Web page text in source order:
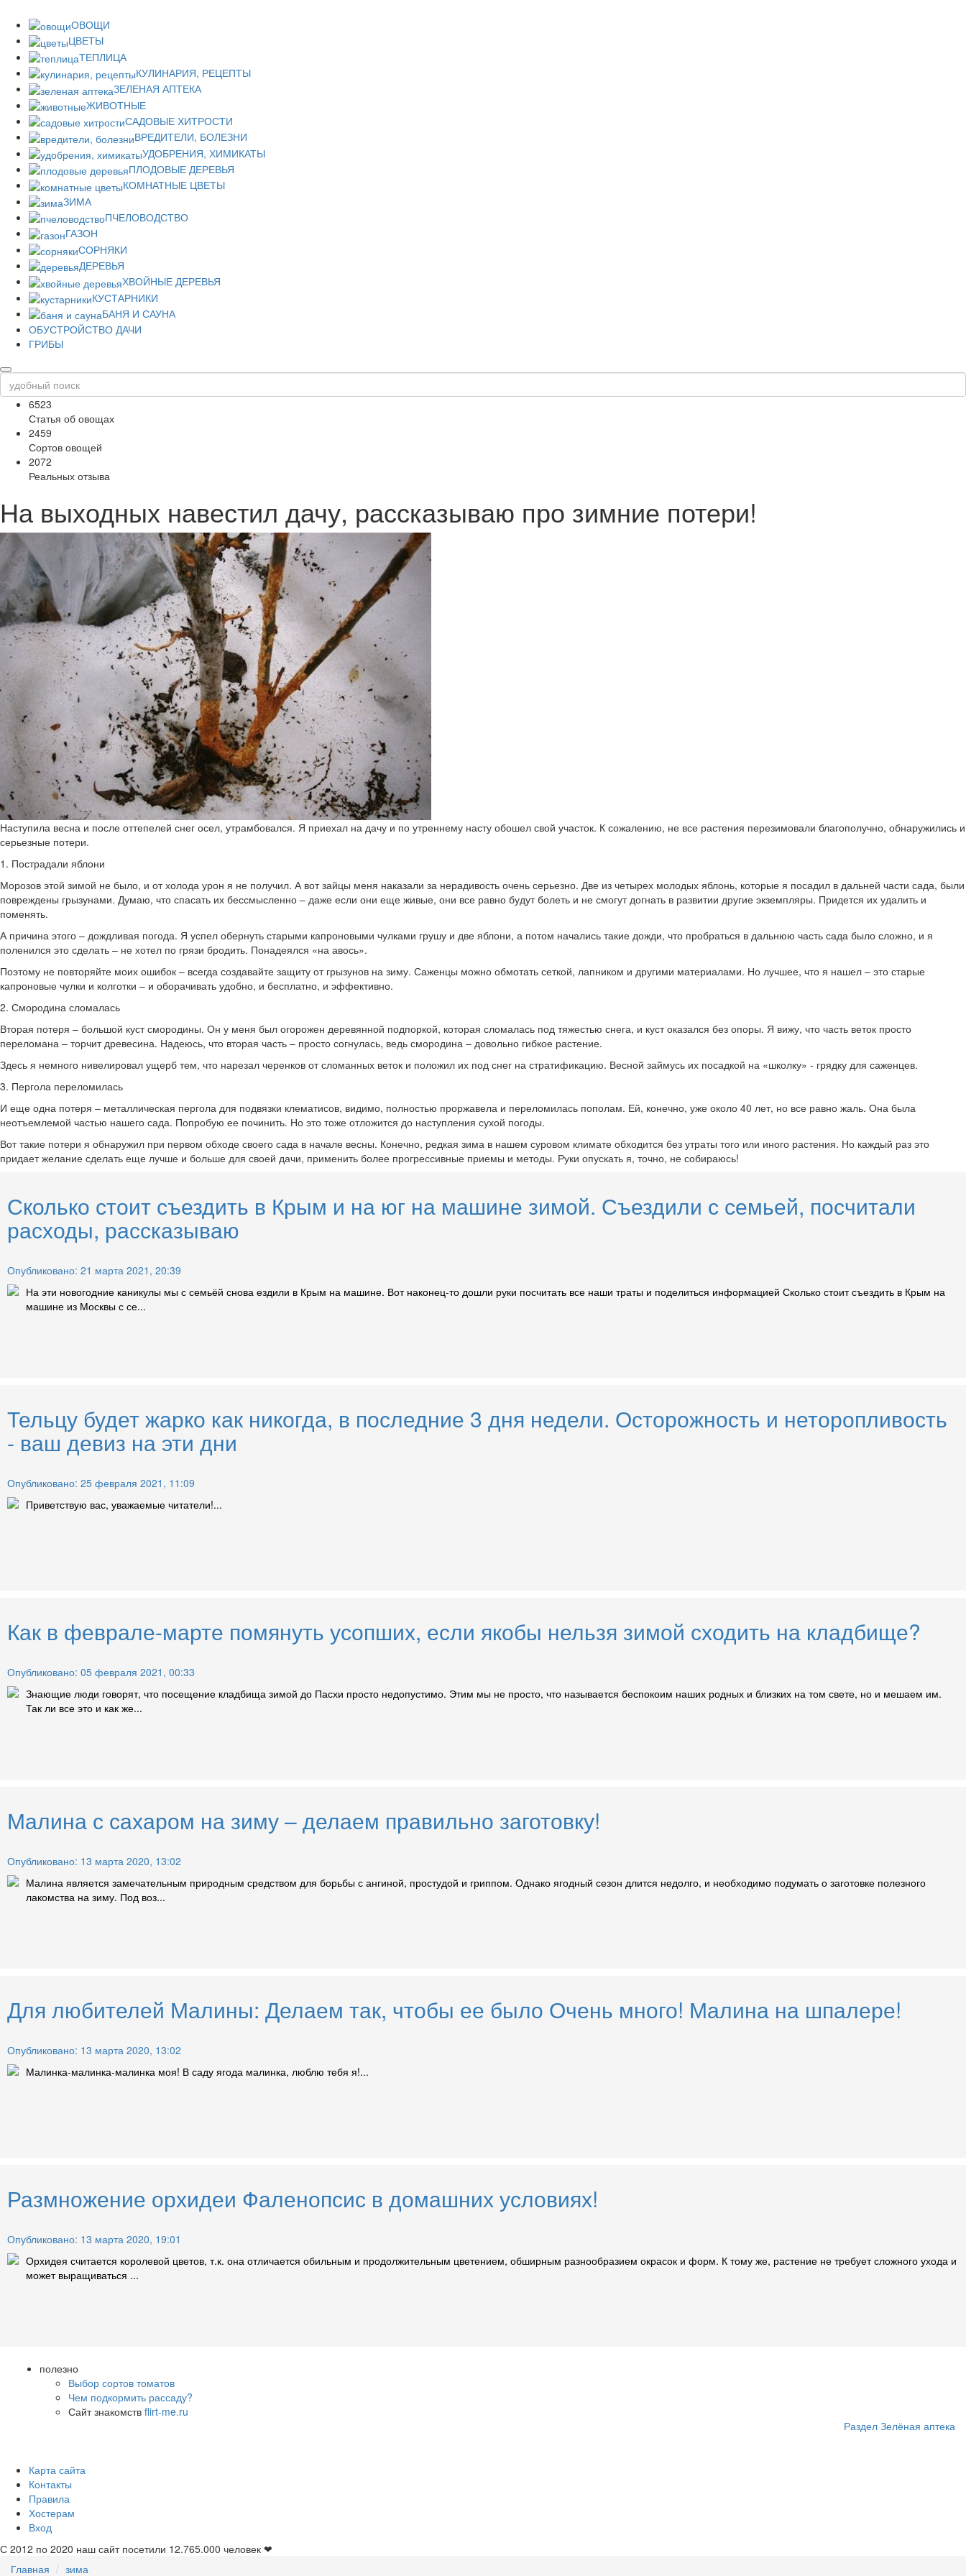
ОВОЩИ
ЦВЕТЫ
ТЕПЛИЦА
КУЛИНАРИЯ, РЕЦЕПТЫ
ЗЕЛЕНАЯ АПТЕКА
ЖИВОТНЫЕ
САДОВЫЕ ХИТРОСТИ
ВРЕДИТЕЛИ, БОЛЕЗНИ
УДОБРЕНИЯ, ХИМИКАТЫ
ПЛОДОВЫЕ ДЕРЕВЬЯ
КОМНАТНЫЕ ЦВЕТЫ
ЗИМА
ПЧЕЛОВОДСТВО
ГАЗОН
СОРНЯКИ
ДЕРЕВЬЯ
ХВОЙНЫЕ ДЕРЕВЬЯ
КУСТАРНИКИ
БАНЯ И САУНА
ОБУСТРОЙСТВО ДАЧИ
ГРИБЫ
6523
Статья об овощах
2459
Сортов овощей
2072
Реальных отзыва
На выходных навестил дачу, рассказываю про зимние потери!
Наступила весна и после оттепелей снег осел, утрамбовался. Я приехал на дачу и по утреннему насту обошел свой участок. К сожалению, не все растения перезимовали благополучно, обнаружились и
серьезные потери.
1. Пострадали яблони
Морозов этой зимой не было, и от холода урон я не получил. А вот зайцы меня наказали за нерадивость очень серьезно. Две из четырех молодых яблонь, которые я посадил в дальней части сада, были
повреждены грызунами. Думаю, что спасать их бессмысленно – даже если они еще живые, они все равно будут болеть и не смогут догнать в развитии другие экземпляры. Придется их удалить и
поменять.
А причина этого – дождливая погода. Я успел обернуть старыми капроновыми чулками грушу и две яблони, а потом начались такие дожди, что пробраться в дальнюю часть сада было сложно, и я
поленился это сделать – не хотел по грязи бродить. Понадеялся «на авось».
Поэтому не повторяйте моих ошибок – всегда создавайте защиту от грызунов на зиму. Саженцы можно обмотать сеткой, лапником и другими материалами. Но лучшее, что я нашел – это старые
капроновые чулки и колготки – и оборачивать удобно, и бесплатно, и эффективно.
2. Смородина сломалась
Вторая потеря – большой куст смородины. Он у меня был огорожен деревянной подпоркой, которая сломалась под тяжестью снега, и куст оказался без опоры. Я вижу, что часть веток просто
переломана – торчит древесина. Надеюсь, что вторая часть – просто согнулась, ведь смородина – довольно гибкое растение.
Здесь я немного нивелировал ущерб тем, что нарезал черенков от сломанных веток и положил их под снег на стратификацию. Весной займусь их посадкой на «школку» - грядку для саженцев.
3. Пергола переломилась
И еще одна потеря – металлическая пергола для подвязки клематисов, видимо, полностью проржавела и переломилась пополам. Ей, конечно, уже около 40 лет, но все равно жаль. Она была
неотъемлемой частью нашего сада. Попробую ее починить. Но это тоже отложится до наступления сухой погоды.
Вот такие потери я обнаружил при первом обходе своего сада в начале весны. Конечно, редкая зима в нашем суровом климате обходится без утраты того или иного растения. Но каждый раз это
придает желание сделать еще лучше и больше для своей дачи, применить более прогрессивные приемы и методы. Руки опускать я, точно, не собираюсь!
Сколько стоит съездить в Крым и на юг на машине зимой. Съездили с семьей, посчитали
расходы, рассказываю
Опубликовано: 21 марта 2021, 20:39
На эти новогодние каникулы мы с семьёй снова ездили в Крым на машине. Вот наконец-то дошли руки посчитать все наши траты и поделиться информацией Сколько стоит съездить в Крым на
машине из Москвы с се...
Тельцу будет жарко как никогда, в последние 3 дня недели. Осторожность и неторопливость
- ваш девиз на эти дни
Опубликовано: 25 февраля 2021, 11:09
Приветствую вас, уважаемые читатели!...
Как в феврале-марте помянуть усопших, если якобы нельзя зимой сходить на кладбище?
Опубликовано: 05 февраля 2021, 00:33
Знающие люди говорят, что посещение кладбища зимой до Пасхи просто недопустимо. Этим мы не просто, что называется беспокоим наших родных и близких на том свете, но и мешаем им.
Так ли все это и как же...
Малина с сахаром на зиму – делаем правильно заготовку!
Опубликовано: 13 марта 2020, 13:02
Малина является замечательным природным средством для борьбы с ангиной, простудой и гриппом. Однако ягодный сезон длится недолго, и необходимо подумать о заготовке полезного
лакомства на зиму. Под воз...
Для любителей Малины: Делаем так, чтобы ее было Очень много! Малина на шпалере!
Опубликовано: 13 марта 2020, 13:02
Малинка-малинка-малинка моя! В саду ягода малинка, люблю тебя я!...
Размножение орхидеи Фаленопсис в домашних условиях!
Опубликовано: 13 марта 2020, 19:01
Орхидея считается королевой цветов, т.к. она отличается обильным и продолжительным цветением, обширным разнообразием окрасок и форм. К тому же, растение не требует сложного ухода и
может выращиваться ...
полезно
Выбор сортов томатов
Чем подкормить рассаду?
Сайт знакомств flirt-me.ru
Раздел Зелёная аптека
Карта сайта
Контакты
Правила
Хостерам
Вход
С 2012 по 2020 наш сайт посетили 12.765.000 человек ❤
Главная
зима